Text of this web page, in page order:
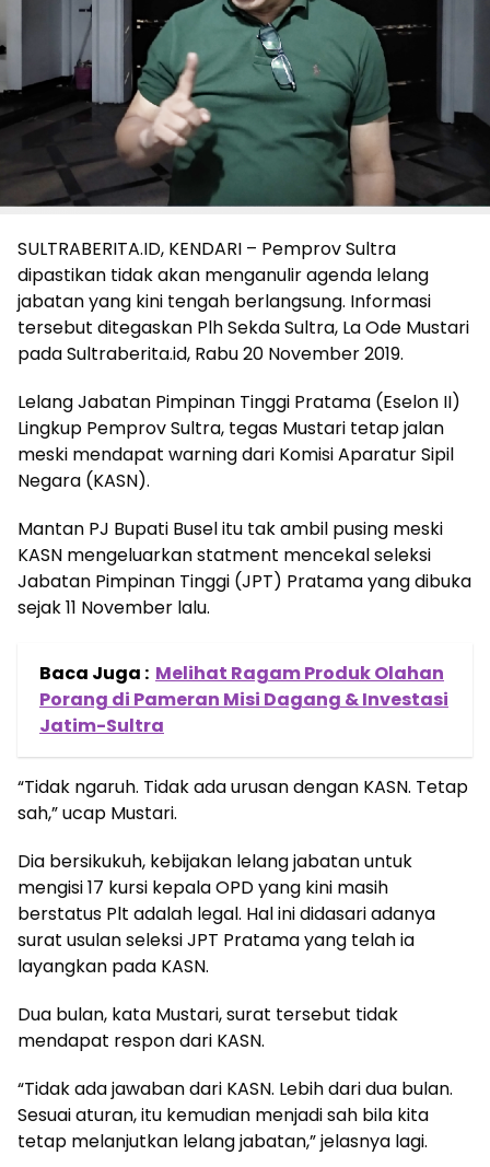
SULTRABERITA.ID, KENDARI – Pemprov Sultra
dipastikan tidak akan menganulir agenda lelang
jabatan yang kini tengah berlangsung. Informasi
tersebut ditegaskan Plh Sekda Sultra, La Ode Mustari
pada Sultraberita.id, Rabu 20 November 2019.
Lelang Jabatan Pimpinan Tinggi Pratama (Eselon II)
Lingkup Pemprov Sultra, tegas Mustari tetap jalan
meski mendapat warning dari Komisi Aparatur Sipil
Negara (KASN).
Mantan PJ Bupati Busel itu tak ambil pusing meski
KASN mengeluarkan statment mencekal seleksi
Jabatan Pimpinan Tinggi (JPT) Pratama yang dibuka
sejak 11 November lalu.
Baca Juga : Melihat Ragam Produk Olahan
Porang di Pameran Misi Dagang & Investasi
Jatim-Sultra
“Tidak ngaruh. Tidak ada urusan dengan KASN. Tetap
sah,” ucap Mustari.
Dia bersikukuh, kebijakan lelang jabatan untuk
mengisi 17 kursi kepala OPD yang kini masih
berstatus Plt adalah legal. Hal ini didasari adanya
surat usulan seleksi JPT Pratama yang telah ia
layangkan pada KASN.
Dua bulan, kata Mustari, surat tersebut tidak
mendapat respon dari KASN.
“Tidak ada jawaban dari KASN. Lebih dari dua bulan.
Sesuai aturan, itu kemudian menjadi sah bila kita
tetap melanjutkan lelang jabatan,” jelasnya lagi.